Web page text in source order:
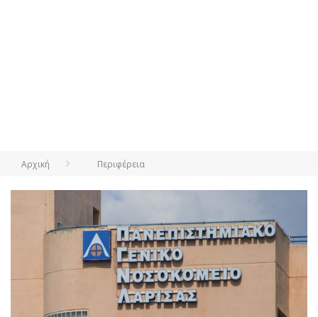
Αρχική Περιφέρεια